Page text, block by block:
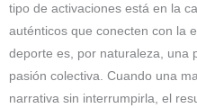
tipo de activaciones está en la
auténticos que conecten con la
deporte es, por naturaleza, una
pasión colectiva. Cuando una
narrativa sin interrumpirla, el